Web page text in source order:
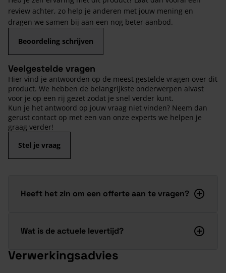
review achter, zo help je anderen met jouw mening en
dragen we samen bij aan een nog beter aanbod.
Beoordeling schrijven
Veelgestelde vragen
Hier vind je antwoorden op de meest gestelde vragen over dit
product. We hebben de belangrijkste onderwerpen alvast
voor je op een rij gezet zodat je snel verder kunt.
Kun je het antwoord op jouw vraag niet vinden? Neem dan
gerust contact op met een van onze experts we helpen je
graag verder!
Stel je vraag
Heeft het zin om een offerte aan te vragen?
Wat is de actuele levertijd?
Verwerkingsadvies